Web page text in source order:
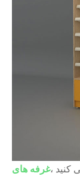
کنید ،غرفه های